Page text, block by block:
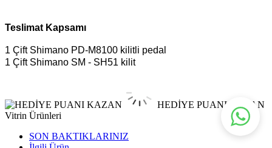
Teslimat Kapsamı
1 Çift Shimano PD-M8100 kilitli pedal
1 Çift Shimano SM - SH51 kilit
HEDİYE PUANI KAZAN
Vitrin Ürünleri
SON BAKTIKLARINIZ